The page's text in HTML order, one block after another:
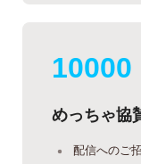
10000
めっちゃ協
配信へのご